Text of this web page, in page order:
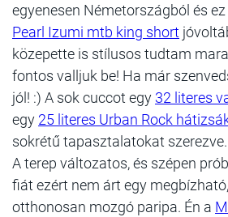
egyenesen Németországból és
Pearl Izumi mtb king short
közepette is stílusos tudtam
fontos valljuk be! Ha már
jól! :) A sok cuccot egy 32 literes
egy 25 literes Urban Rock
sokrétű tapasztalatokat szerezve.
A terep változatos, és szépen
fiát ezért nem árt egy
otthonosan mozgó paripa. Én a